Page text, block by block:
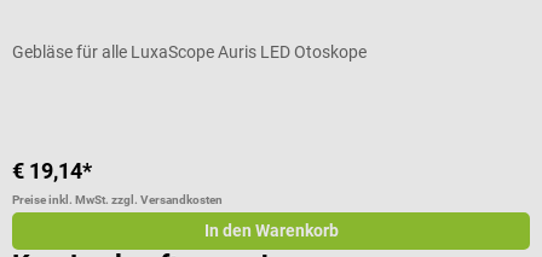
Gebläse für alle LuxaScope Auris LED Otoskope
€ 19,14*
Preise inkl. MwSt. zzgl. Versandkosten
In den Warenkorb